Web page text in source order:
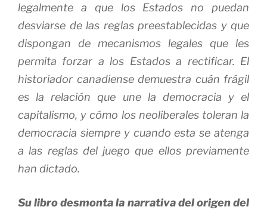
legalmente a que los Estados no puedan
desviarse de las reglas preestablecidas y que
dispongan de mecanismos legales que les
permita forzar a los Estados a rectificar. El
historiador canadiense demuestra cuán frágil
es la relación que une la democracia y el
capitalismo, y cómo los neoliberales toleran la
democracia siempre y cuando esta se atenga
a las reglas del juego que ellos previamente
han dictado.
Su libro desmonta la narrativa del origen del